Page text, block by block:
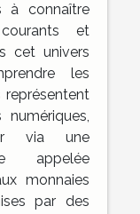
à connaître
et
cet univers
les
via une
appelée
monnaies
par des